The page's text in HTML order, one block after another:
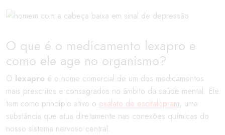
O que é o medicamento lexapro e
como ele age no organismo?
O lexapro é o nome comercial de um dos medicamentos
mais prescritos e consagrados no âmbito da saúde mental. Ele
tem como princípio ativo o oxalato de escitalopram, uma
substância que atua diretamente nas conexões químicas do
nosso sistema nervoso central.